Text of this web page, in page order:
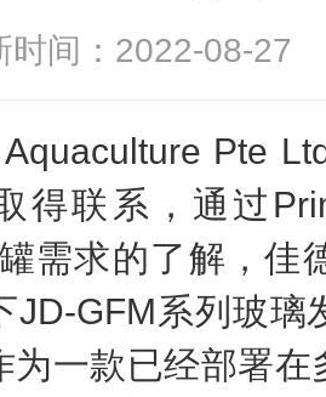
时间：2022-08-
Pte
得联系，通过
需求的了解，佳
JD-GFM系列玻璃
为一款已经部署